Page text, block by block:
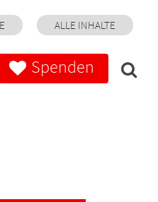
ALLE INHALTE
Spenden